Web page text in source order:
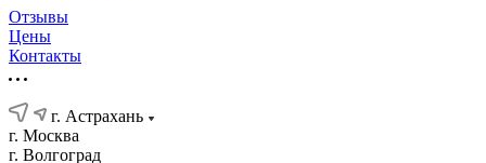
Отзывы
Цены
Контакты
г. Астрахань
г. Москва
г. Волгоград